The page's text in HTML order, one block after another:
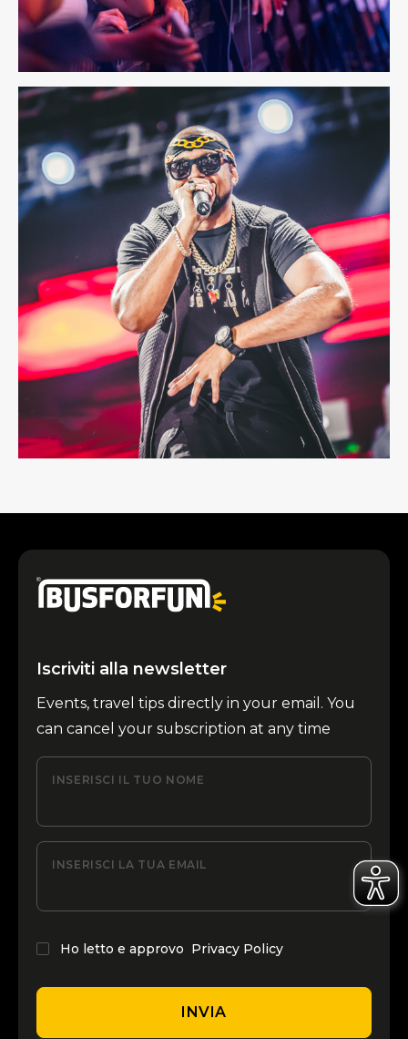
Iscriviti alla newsletter
Events, travel tips directly in your email. You
can cancel your subscription at any time
INSERISCI IL TUO NOME
INSERISCI LA TUA EMAIL
Ho letto e approvo Privacy Policy
INVIA